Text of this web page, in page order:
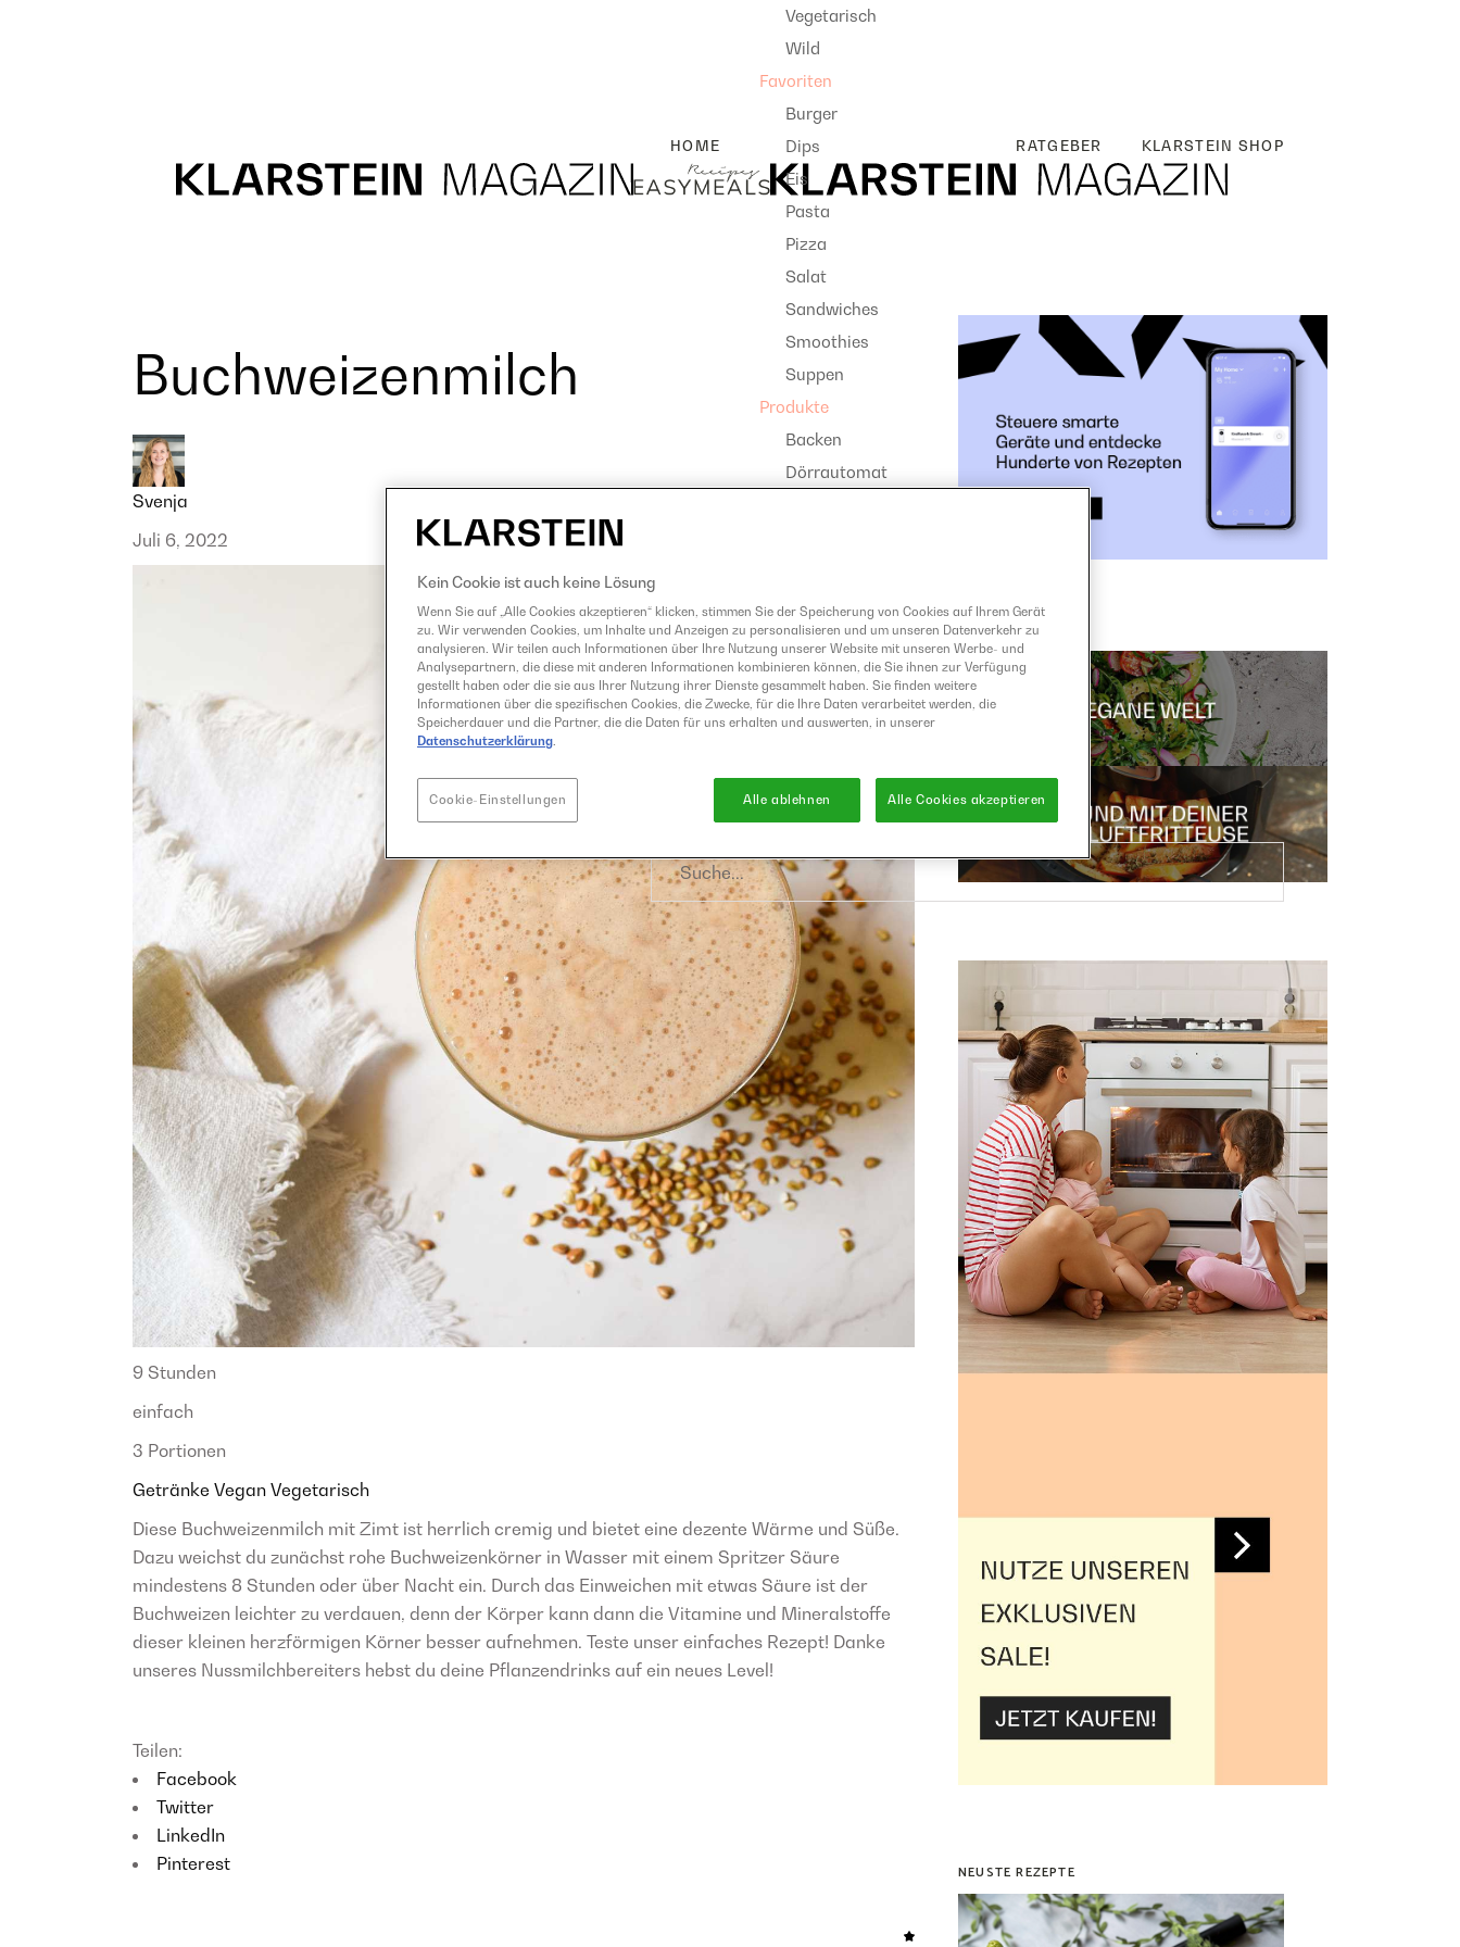
HOME
Vegetarisch
Wild
Favoriten
Burger
Dips
Eis
Pasta
Pizza
Salat
Sandwiches
Smoothies
Suppen
Produkte
Backen
Dörrautomat
Grillen
Heißluftfritteuse
Kochen
Küchenmaschine
Mixer
Sous Vide
RATGEBER KLARSTEIN SHOP
Buchweizenmilch
Svenja
Juli 6, 2022
9 Stunden
einfach
3 Portionen
Getränke Vegan Vegetarisch
Diese Buchweizenmilch mit Zimt ist herrlich cremig und bietet eine dezente Wärme und Süße.
Dazu weichst du zunächst rohe Buchweizenkörner in Wasser mit einem Spritzer Säure
mindestens 8 Stunden oder über Nacht ein. Durch das Einweichen mit etwas Säure ist der
Buchweizen leichter zu verdauen, denn der Körper kann dann die Vitamine und Mineralstoffe
dieser kleinen herzförmigen Körner besser aufnehmen. Teste unser einfaches Rezept! Danke
unseres Nussmilchbereiters hebst du deine Pflanzendrinks auf ein neues Level!
Teilen:
Facebook
Twitter
LinkedIn
Pinterest
NEUSTE REZEPTE
Kein Cookie ist auch keine Lösung
Wenn Sie auf „Alle Cookies akzeptieren“ klicken, stimmen Sie der Speicherung von Cookies auf Ihrem Gerät
zu. Wir verwenden Cookies, um Inhalte und Anzeigen zu personalisieren und um unseren Datenverkehr zu
analysieren. Wir teilen auch Informationen über Ihre Nutzung unserer Website mit unseren Werbe- und
Analysepartnern, die diese mit anderen Informationen kombinieren können, die Sie ihnen zur Verfügung
gestellt haben oder die sie aus Ihrer Nutzung ihrer Dienste gesammelt haben. Sie finden weitere
Informationen über die spezifischen Cookies, die Zwecke, für die Ihre Daten verarbeitet werden, die
Speicherdauer und die Partner, die die Daten für uns erhalten und auswerten, in unserer
Datenschutzerklärung.
Cookie-Einstellungen Alle ablehnen Alle Cookies akzeptieren